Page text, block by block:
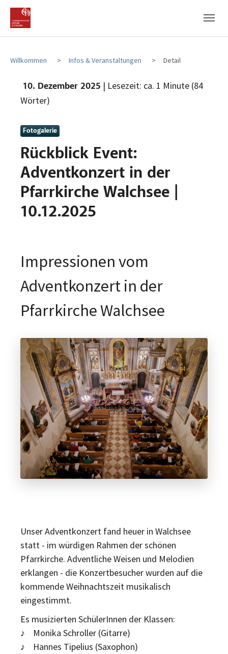
Zum Hauptinhalt
Zum Fußbereich
Willkommen Infos & Veranstaltungen Detail
10. Dezember 2025 | Lesezeit: ca. 1 Minute (84
Wörter)
Fotogalerie
Rückblick Event:
Adventkonzert in der
Pfarrkirche Walchsee |
10.12.2025
Impressionen vom
Adventkonzert in der
Unser Adventkonzert fand heuer in Walchsee
statt - im würdigen Rahmen der schönen
Pfarrkirche. Adventliche Weisen und Melodien
erklangen - die Konzertbesucher wurden auf die
kommende Weihnachtszeit musikalisch
eingestimmt.
Es musizierten SchülerInnen der Klassen:
♪ Monika Schroller (Gitarre)
♪ Hannes Tipelius (Saxophon)